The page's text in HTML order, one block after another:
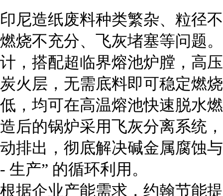
印尼造纸废料种类繁杂、粒径
燃烧不充分、飞灰堵塞等问题
计，搭配超临界熔池炉膛，高
炭火层，无需底料即可稳定燃
低，均可在高温熔池快速脱水
造后的锅炉采用飞灰分离系统
动排出，彻底解决碱金属腐蚀
- 生产” 的循环利用。
根据企业产能需求，约翰节能